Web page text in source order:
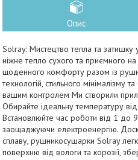
Опис
Solray: Мистецтво тепла та затишку
ніжне тепло сухого та приємного
щоденного комфорту разом із
технологій, стильного
вашим контролем Ми створили
Обирайте ідеальну температуру
Встановлюйте час роботи від 1 до
заощаджуючи електроенергію.
сплаву, рушникосушарки Solray
поверхню від вологи та корозії,